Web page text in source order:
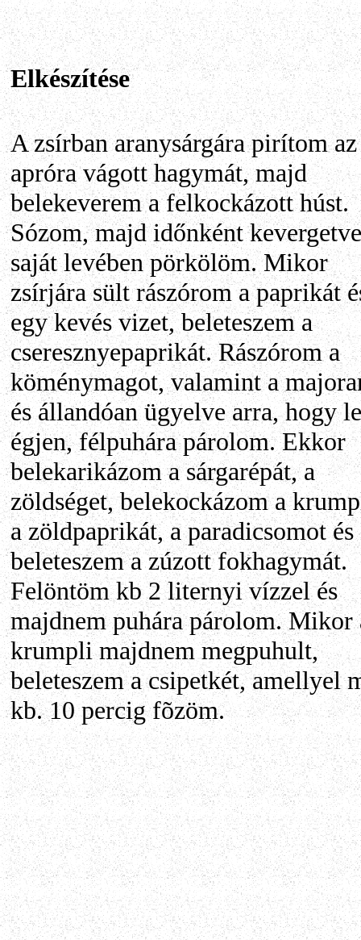
Elkészítése
A zsírban aranysárgára pirítom az
apróra vágott hagymát, majd
belekeverem a felkockázott húst.
Sózom, majd időnként kevergetve
saját levében pörkölöm. Mikor
zsírjára sült rászórom a paprikát
egy kevés vizet, beleteszem a
cseresznyepaprikát. Rászórom a
köménymagot, valamint a
és állandóan ügyelve arra, hogy
égjen, félpuhára párolom. Ekkor
belekarikázom a sárgarépát, a
zöldséget, belekockázom a
a zöldpaprikát, a paradicsomot és
beleteszem a zúzott fokhagymát.
Felöntöm kb 2 liternyi vízzel és
majdnem puhára párolom. Mikor
krumpli majdnem megpuhult,
beleteszem a csipetkét, amellyel
kb. 10 percig fõzöm.